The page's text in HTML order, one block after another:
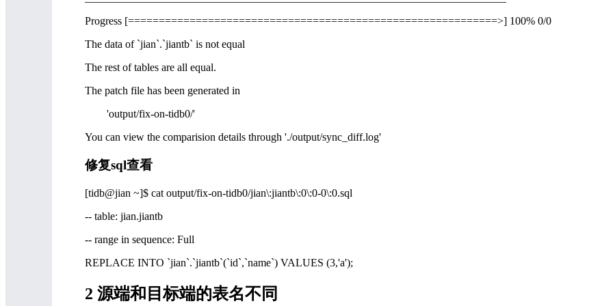
Progress [============================================================>] 100% 0/0
The data of `jian`.`jiantb` is not equal
The rest of tables are all equal.
The patch file has been generated in
'output/fix-on-tidb0/'
You can view the comparision details through './output/sync_diff.log'
修复sql查看
[tidb@jian ~]$ cat output/fix-on-tidb0/jian\:jiantb\:0\:0-0\:0.sql
-- table: jian.jiantb
-- range in sequence: Full
REPLACE INTO `jian`.`jiantb`(`id`,`name`) VALUES (3,'a');
2 源端和目标端的表名不同